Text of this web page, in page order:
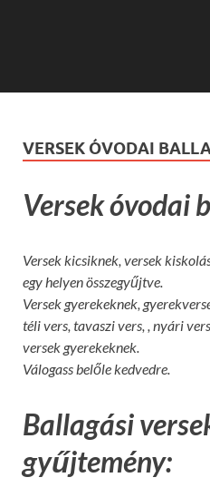
VERSEK ÓVODAI
Versek óvodai
Versek kicsiknek, versek
egy helyen összegyűjtve.
Versek gyerekeknek,
téli vers, tavaszi vers, , nyári
versek gyerekeknek.
Válogass belőle kedvedre.
Ballagási
gyűjtemény: